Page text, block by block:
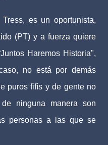
es un oportunista,
(PT) y a fuerza quiere
Haremos Historia",
no está por demás
puros fifís y de gente no
ninguna manera son
personas a las que se